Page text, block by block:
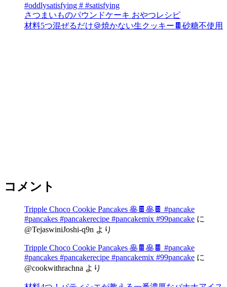
#oddlysatisfying # #satisfying⁠
さつまいものパウンドケーキ おやつレシピ
材料5つ混ぜるだけ🍪焼かない生クッキー🍫砂糖不使用
コメント
Tripple Choco Cookie Pancakes 🥞🍫🥞🍫 #pancake
#pancakes #pancakerecipe #pancakemix #99pancake に
@TejaswiniJoshi-q9n より
Tripple Choco Cookie Pancakes 🥞🍫🥞🍫 #pancake
#pancakes #pancakerecipe #pancakemix #99pancake に
@cookwithrachna より